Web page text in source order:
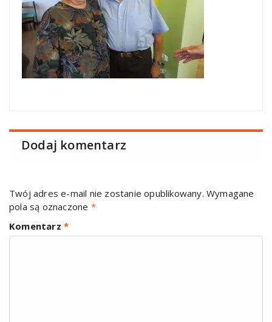
Dodaj komentarz
Twój adres e-mail nie zostanie opublikowany. Wymagane
pola są oznaczone *
Komentarz *